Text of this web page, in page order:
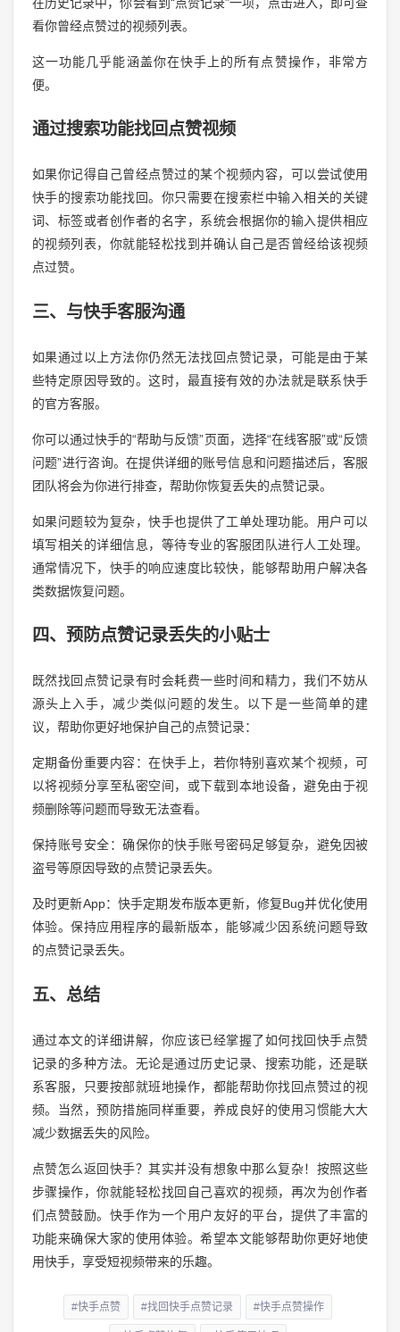
看你曾经点赞过的视频列表。
这一功能几乎能涵盖你在快手上的所有点赞操作，非常方
便。
通过搜索功能找回点赞视频
如果你记得自己曾经点赞过的某个视频内容，可以尝试使用
快手的搜索功能找回。你只需要在搜索栏中输入相关的关键
词、标签或者创作者的名字，系统会根据你的输入提供相应
的视频列表，你就能轻松找到并确认自己是否曾经给该视频
点过赞。
三、与快手客服沟通
如果通过以上方法你仍然无法找回点赞记录，可能是由于某
些特定原因导致的。这时，最直接有效的办法就是联系快手
的官方客服。
你可以通过快手的“帮助与反馈”页面，选择“在线客服”或“反馈
问题”进行咨询。在提供详细的账号信息和问题描述后，客服
团队将会为你进行排查，帮助你恢复丢失的点赞记录。
如果问题较为复杂，快手也提供了工单处理功能。用户可以
填写相关的详细信息，等待专业的客服团队进行人工处理。
通常情况下，快手的响应速度比较快，能够帮助用户解决各
类数据恢复问题。
四、预防点赞记录丢失的小贴士
既然找回点赞记录有时会耗费一些时间和精力，我们不妨从
源头上入手，减少类似问题的发生。以下是一些简单的建
议，帮助你更好地保护自己的点赞记录：
定期备份重要内容：在快手上，若你特别喜欢某个视频，可
以将视频分享至私密空间，或下载到本地设备，避免由于视
频删除等问题而导致无法查看。
保持账号安全：确保你的快手账号密码足够复杂，避免因被
盗号等原因导致的点赞记录丢失。
及时更新App：快手定期发布版本更新，修复Bug并优化使用
体验。保持应用程序的最新版本，能够减少因系统问题导致
的点赞记录丢失。
五、总结
通过本文的详细讲解，你应该已经掌握了如何找回快手点赞
记录的多种方法。无论是通过历史记录、搜索功能，还是联
系客服，只要按部就班地操作，都能帮助你找回点赞过的视
频。当然，预防措施同样重要，养成良好的使用习惯能大大
减少数据丢失的风险。
点赞怎么返回快手？其实并没有想象中那么复杂！按照这些
步骤操作，你就能轻松找回自己喜欢的视频，再次为创作者
们点赞鼓励。快手作为一个用户友好的平台，提供了丰富的
功能来确保大家的使用体验。希望本文能够帮助你更好地使
用快手，享受短视频带来的乐趣。
#快手点赞 #找回快手点赞记录 #快手点赞操作